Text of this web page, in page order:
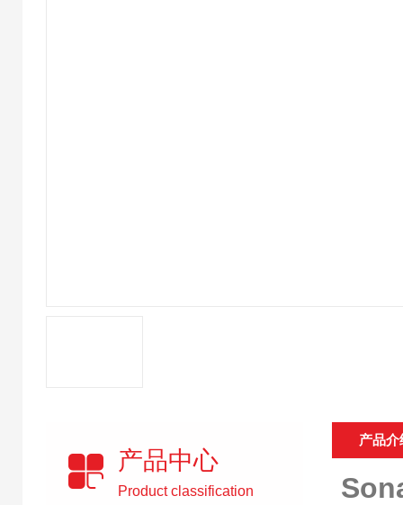
产品中心
Product classification
产品介